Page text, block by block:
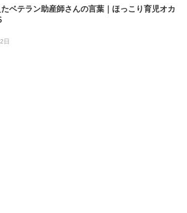
ベテラン助産師さんの言葉｜ほっこり育児オカ
日